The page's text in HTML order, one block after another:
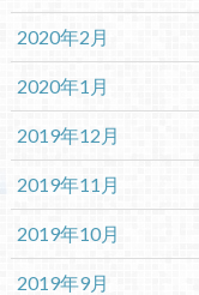
2020年2月
2020年1月
2019年12月
2019年11月
2019年10月
2019年9月